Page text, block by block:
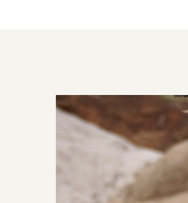
Imagen